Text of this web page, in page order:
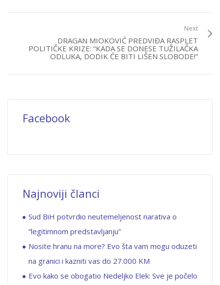
Next
DRAGAN MIOKOVIĆ PREDVIĐA RASPLET
POLITIČKE KRIZE: “KADA SE DONESE TUŽILAČKA
ODLUKA, DODIK ĆE BITI LIŠEN SLOBODE!”
Facebook
Najnoviji članci
Sud BiH potvrdio neutemeljenost narativa o
“legitimnom predstavljanju”
Nosite hranu na more? Evo šta vam mogu oduzeti
na granici i kazniti vas do 27.000 KM
Evo kako se obogatio Nedeljko Elek: Sve je počelo